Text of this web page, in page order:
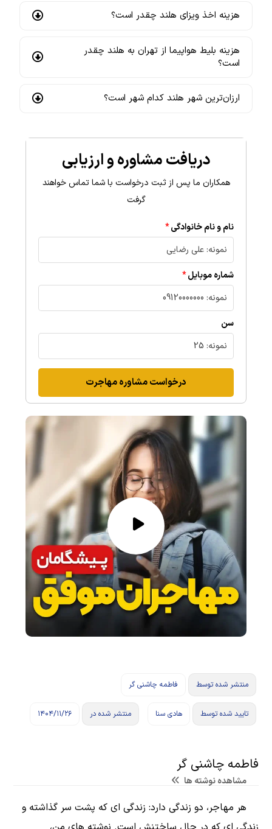
هزینه اخذ ویزای هلند چقدر است؟
هزینه بلیط هواپیما از تهران به هلند چقدر
است؟
ارزان‌ترین شهر هلند کدام شهر است؟
دریافت مشاوره و ارزیابی
همکاران ما پس از ثبت درخواست با شما تماس خواهند
گرفت
نام و نام خانوادگی
شماره موبایل
سن
درخواست مشاوره مهاجرت
منتشر شده توسط فاطمه چاشنی گر
تایید شده توسط هادی سنا منتشر شده در ۱۴۰۴/۱۱/۲۶
فاطمه چاشنی گر
مشاهده نوشته ها
هر مهاجر، دو زندگی دارد: زندگی ای که پشت سر گذاشته و